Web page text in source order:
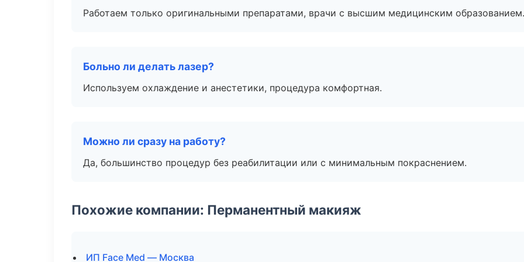
Работаем только оригинальными препаратами, врачи с высшим медицинским образованием.
Больно ли делать лазер?
Используем охлаждение и анестетики, процедура комфортная.
Можно ли сразу на работу?
Да, большинство процедур без реабилитации или с минимальным покраснением.
Похожие компании: Перманентный макияж
ИП Face Med — Москва